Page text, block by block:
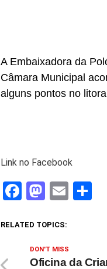
A Embaixadora da
Câmara Municipal
alguns pontos no
Link no Facebook
Facebook
Email
RELATED TOPICS:
DON'T MISS
Oficina da